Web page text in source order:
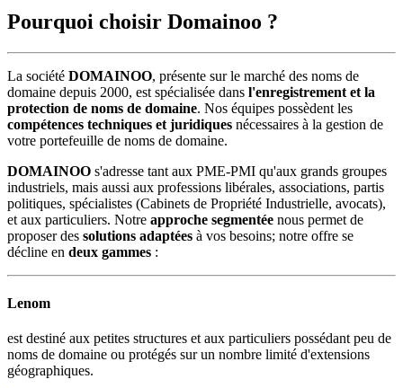
Pourquoi choisir Domainoo ?
La société DOMAINOO, présente sur le marché des noms de
domaine depuis 2000, est spécialisée dans l'enregistrement et la
protection de noms de domaine. Nos équipes possèdent les
compétences techniques et juridiques nécessaires à la gestion de
votre portefeuille de noms de domaine.
DOMAINOO s'adresse tant aux PME-PMI qu'aux grands groupes
industriels, mais aussi aux professions libérales, associations, partis
politiques, spécialistes (Cabinets de Propriété Industrielle, avocats),
et aux particuliers. Notre approche segmentée nous permet de
proposer des solutions adaptées à vos besoins; notre offre se
décline en deux gammes :
Lenom
est destiné aux petites structures et aux particuliers possédant peu de
noms de domaine ou protégés sur un nombre limité d'extensions
géographiques.